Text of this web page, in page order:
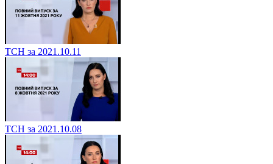
ТСН за 2021.10.11
ТСН за 2021.10.08